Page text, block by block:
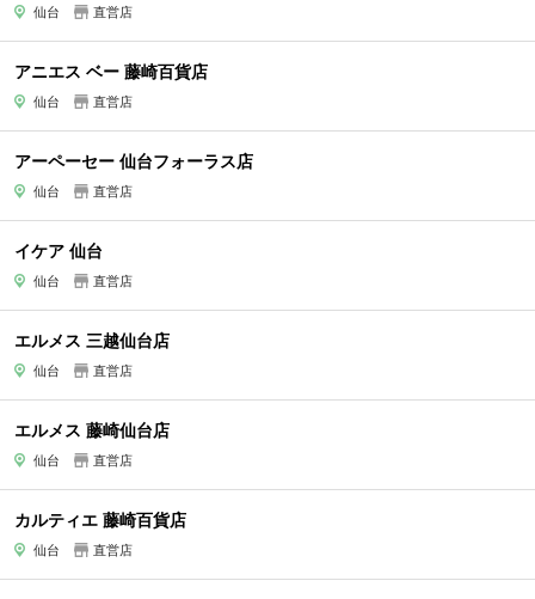
仙台 直営店
アニエス ベー 藤崎百貨店
仙台 直営店
アーペーセー 仙台フォーラス店
仙台 直営店
イケア 仙台
仙台 直営店
エルメス 三越仙台店
仙台 直営店
エルメス 藤崎仙台店
仙台 直営店
カルティエ 藤崎百貨店
仙台 直営店